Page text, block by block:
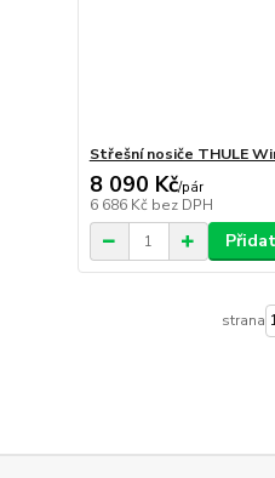
Střešní nosiče THULE
8 090 Kč/pár
6 686 Kč bez DPH
strana